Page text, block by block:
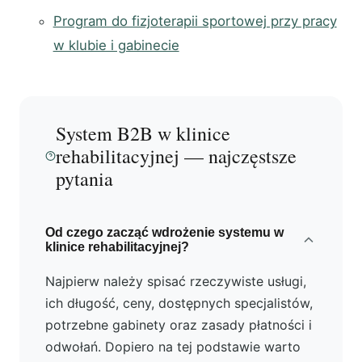
Program do fizjoterapii sportowej przy pracy
w klubie i gabinecie
System B2B w klinice
rehabilitacyjnej — najczęstsze
pytania
Od czego zacząć wdrożenie systemu w
klinice rehabilitacyjnej?
Najpierw należy spisać rzeczywiste usługi,
ich długość, ceny, dostępnych specjalistów,
potrzebne gabinety oraz zasady płatności i
odwołań. Dopiero na tej podstawie warto